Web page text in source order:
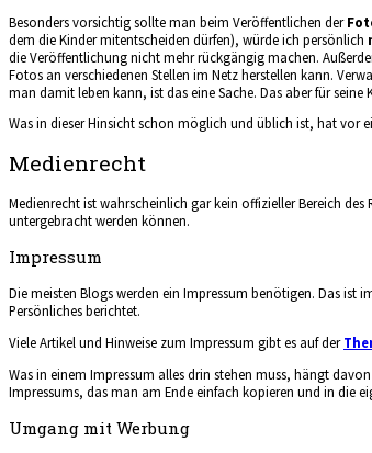
Besonders vorsichtig sollte man beim Veröffentlichen der
dem die Kinder mitentscheiden dürfen), würde ich persönlich
die Veröffentlichung nicht mehr rückgängig machen.
Fotos an verschiedenen Stellen im Netz herstellen kann.
man damit leben kann, ist das eine Sache. Das aber für
Was in dieser Hinsicht schon möglich und üblich ist, hat vor
Medienrecht
Medienrecht ist wahrscheinlich gar kein offizieller Bereich
untergebracht werden können.
Impressum
Die meisten Blogs werden ein Impressum benötigen. Das
Persönliches berichtet.
Viele Artikel und Hinweise zum Impressum gibt es auf der
Was in einem Impressum alles drin stehen muss, hängt
Impressums, das man am Ende einfach kopieren und in die
Umgang mit Werbung